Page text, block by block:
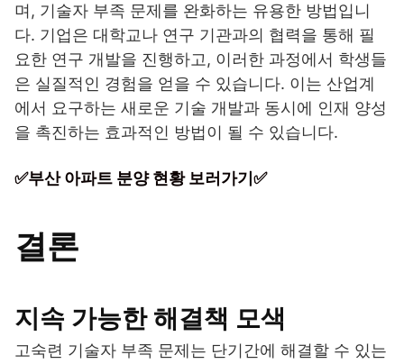
며, 기술자 부족 문제를 완화하는 유용한 방법입니
다. 기업은 대학교나 연구 기관과의 협력을 통해 필
요한 연구 개발을 진행하고, 이러한 과정에서 학생들
은 실질적인 경험을 얻을 수 있습니다. 이는 산업계
에서 요구하는 새로운 기술 개발과 동시에 인재 양성
을 촉진하는 효과적인 방법이 될 수 있습니다.
✅부산 아파트 분양 현황 보러가기✅
결론
지속 가능한 해결책 모색
고숙련 기술자 부족 문제는 단기간에 해결할 수 있는